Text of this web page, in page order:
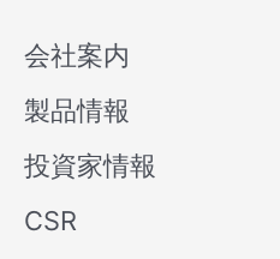
会社案内
製品情報
投資家情報
CSR